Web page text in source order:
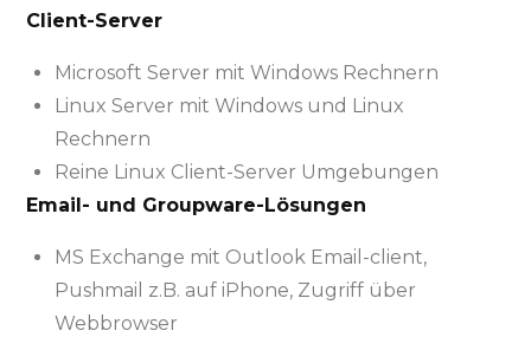
Client-Server
Microsoft Server mit Windows Rechnern
Linux Server mit Windows und Linux
Rechnern
Reine Linux Client-Server Umgebungen
Email- und Groupware-Lösungen
MS Exchange mit Outlook Email-client,
Pushmail z.B. auf iPhone, Zugriff über
Webbrowser